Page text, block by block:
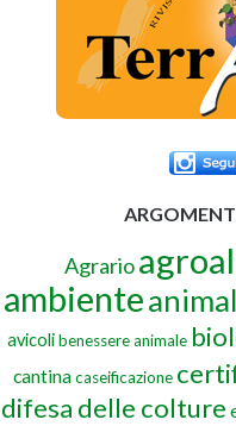
Agrario
ambiente
avicoli benessere animale
cantina caseificazione
difesa delle colture